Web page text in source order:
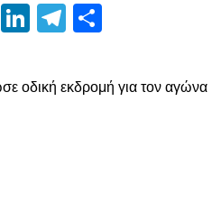
WhatsApp
LinkedIn
Telegram
οδική εκδρομή για τον αγώνα